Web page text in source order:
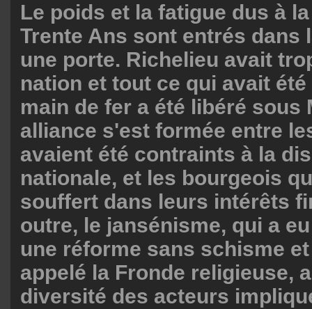
Le poids et la fatigue dus à
Trente Ans sont entrés dans
une porte. Richelieu avait
nation et tout ce qui avait
main de fer a été libéré sous
alliance s'est formée entre
avaient été contraints à la
nationale, et les bourgeois
souffert dans leurs intérêts
outre, le jansénisme, qui a
une réforme sans schisme
appelé la Fronde religieuse,
diversité des acteurs